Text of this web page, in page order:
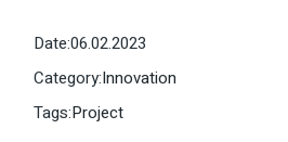
Date:06.02.2023
Category:Innovation
Tags:Project